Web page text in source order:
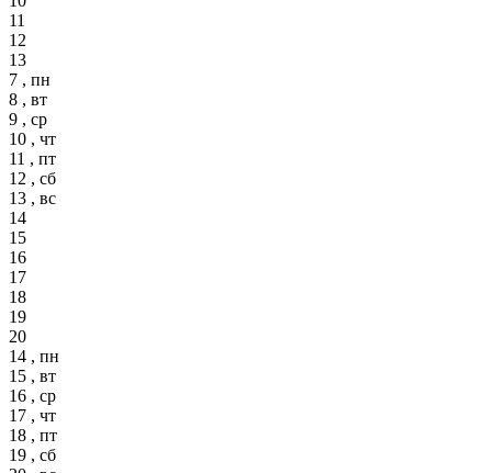
11
12
13
7 , пн
8 , вт
9 , ср
10 , чт
11 , пт
12 , сб
13 , вс
14
15
16
17
18
19
20
14 , пн
15 , вт
16 , ср
17 , чт
18 , пт
19 , сб